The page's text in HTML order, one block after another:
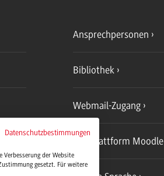
Ansprechpersonen
Bibliothek
Webmail-Zugang
Lernplattform Moodle
Datenschutzbestimmungen
Verbesserung der Website
gesetzt. Für weitere